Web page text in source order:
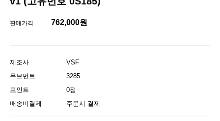
판매가격 762,000원
제조사
VSF
무브먼트
3285
포인트
0점
배송비결제
주문시 결제